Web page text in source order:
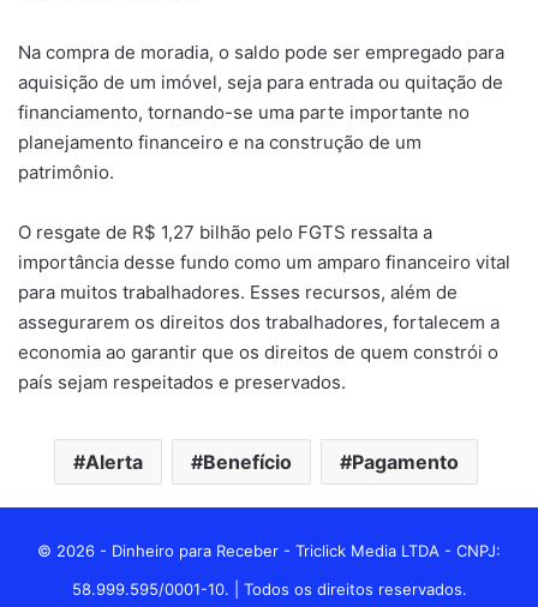
Na compra de moradia, o saldo pode ser empregado para
aquisição de um imóvel, seja para entrada ou quitação de
financiamento, tornando-se uma parte importante no
planejamento financeiro e na construção de um
patrimônio.
O resgate de R$ 1,27 bilhão pelo FGTS ressalta a
importância desse fundo como um amparo financeiro vital
para muitos trabalhadores. Esses recursos, além de
assegurarem os direitos dos trabalhadores, fortalecem a
economia ao garantir que os direitos de quem constrói o
país sejam respeitados e preservados.
Alerta Benefício Pagamento
© 2026 - Dinheiro para Receber - Triclick Media LTDA - CNPJ:
58.999.595/0001-10. | Todos os direitos reservados.